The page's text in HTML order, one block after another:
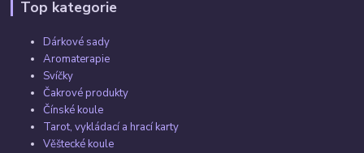
Top kategorie
Dárkové sady
Aromaterapie
Svíčky
Čakrové produkty
Čínské koule
Tarot, vykládací a hrací karty
Věštecké koule